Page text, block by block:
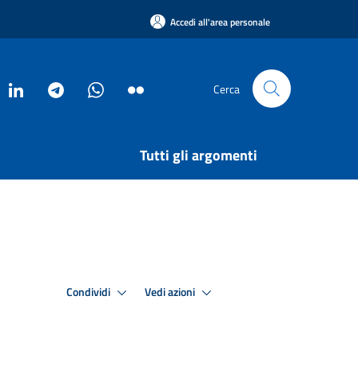
Accedi all'area personale
Cerca
Tutti gli argomenti
Condividi Vedi azioni